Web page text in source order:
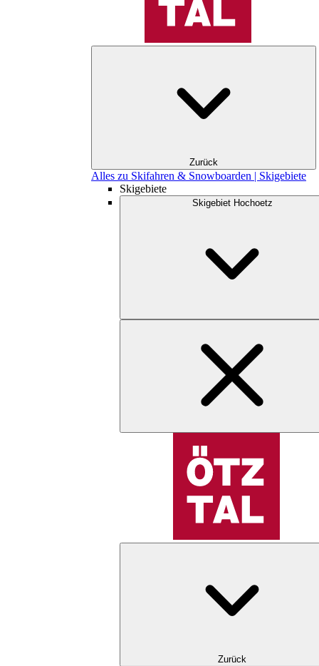
Zurück
Alles zu Skifahren & Snowboarden | Skigebiete
Skigebiete
Skigebiet Hochoetz
Zurück